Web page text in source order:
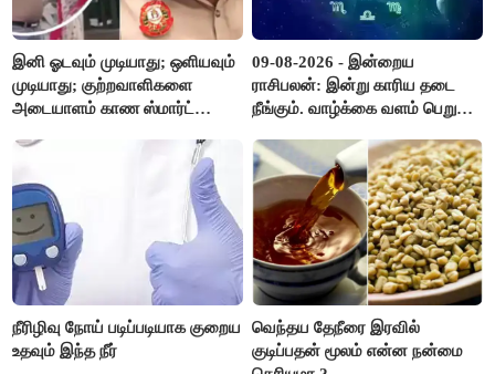
இனி ஓடவும் முடியாது; ஒளியவும்
முடியாது; குற்றவாளிகளை
அடையாளம் காண ஸ்மார்ட்
09-08-2026 - இன்றைய
ராசிபலன்: இன்று காரிய தடை
நீங்கும். வாழ்க்கை வளம் பெறும்.
எடைபோடுவது நல்லது..!
நீரிழிவு நோய் படிப்படியாக குறைய
உதவும் இந்த நீர்
வெந்தய தேநீரை இரவில்
குடிப்பதன் மூலம் என்ன நன்மை